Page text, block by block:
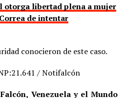
otorga libertad plena a mujer
de intentar
conocieron de este caso.
/ Notifalcón
Venezuela y el Mundo